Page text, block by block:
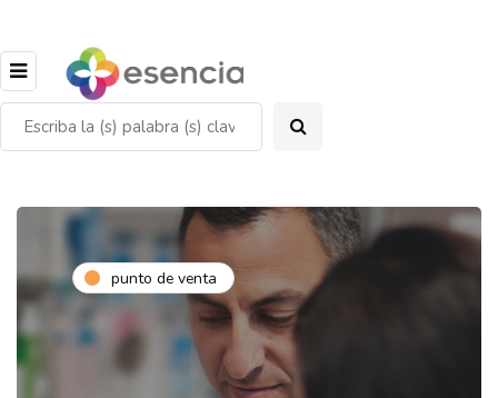
punto de venta